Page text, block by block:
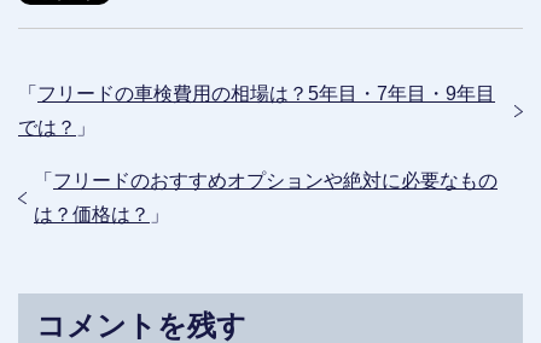
「 フリードの車検費用の相場は？5年目・7年目・9年目
では？ 」
「 フリードのおすすめオプションや絶対に必要なもの
は？価格は？ 」
コメントを残す